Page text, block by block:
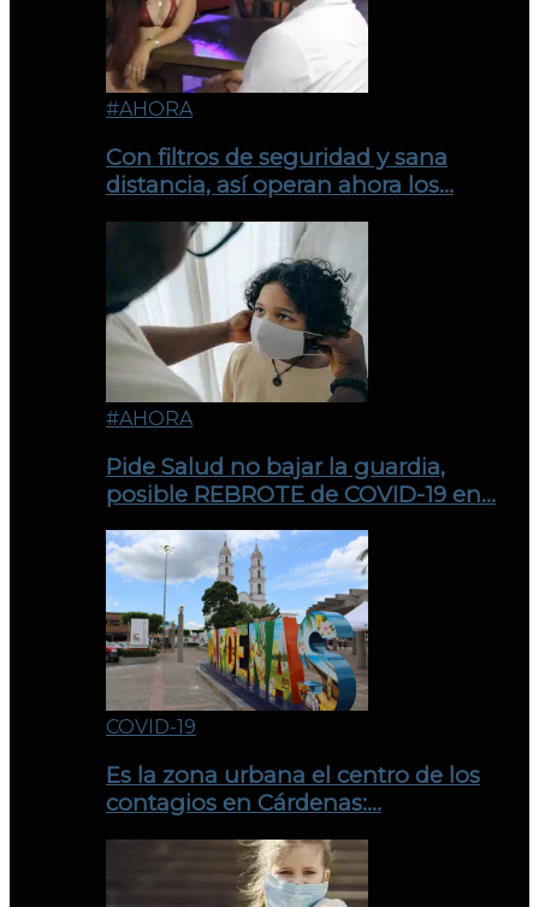
#AHORA
Con filtros de seguridad y sana
distancia, así operan ahora los…
#AHORA
Pide Salud no bajar la guardia,
posible REBROTE de COVID-19 en…
COVID-19
Es la zona urbana el centro de los
contagios en Cárdenas:…